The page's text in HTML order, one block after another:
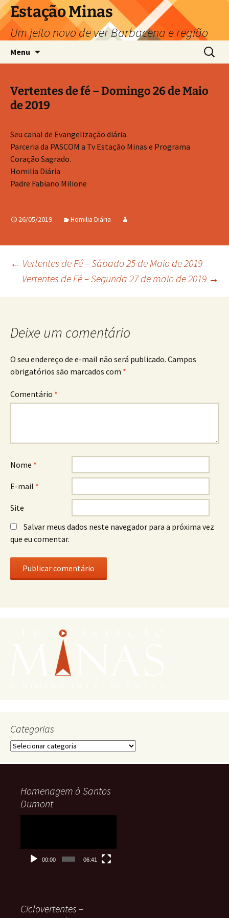
Pular
para
o
conteúdo
Estação Minas
Um jeito novo de ver Barbacena e região
Menu
por:
Vertentes de fé – Domingo 26 de Maio
de 2019
Seu canal de Evangelização diária.
Parceria da PASCOM a Tv Estação Minas e Programa
Coração Sagrado.
Homilia Diária
Padre Fabiano Milione
26/05/2019 Homilia Diária
Navegação
de
posts
← Vertentes de Fé – Sábado 25 de Maio de 2019
Vertentes de Fé – Segunda 27 de maio de 2019 →
Deixe um comentário
O seu endereço de e-mail não será publicado. Campos
obrigatórios são marcados com *
Comentário *
Nome *
E-mail *
Site
Salvar meus dados neste navegador para a próxima vez
que eu comentar.
Categorias
Categorias
Homenagem à Santos
Dumont
00:00 06:41
Ciclovertentes –